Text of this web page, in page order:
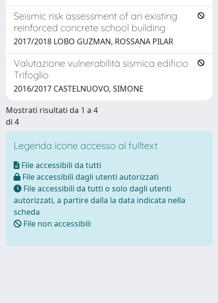
Seismic risk assessment of an existing
reinforced concrete school building
2017/2018 LOBO GUZMAN, ROSSANA PILAR
Valutazione vulnerabilità sismica edificio
Trifoglio
2016/2017 CASTELNUOVO, SIMONE
Mostrati risultati da 1 a 4
di 4
Legenda icone accesso al fulltext
File accessibili da tutti
File accessibili dagli utenti autorizzati
File accessibili da tutti o solo dagli utenti
autorizzati, a partire dalla la data indicata nella
scheda
File non accessibili